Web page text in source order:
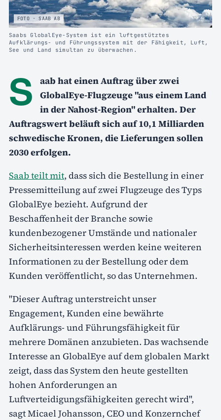
FOTO · SAAB AB
Saabs GlobalEye-System ist ein luftgestütztes
Aufklärungs- und Führungssystem mit der Fähigkeit, Luft,
See und Land simultan zu überwachen.
S
aab hat einen Auftrag über zwei
GlobalEye-Flugzeuge "aus einem Land
in der Nahost-Region" erhalten. Der
Auftragswert beläuft sich auf 10,1 Milliarden
schwedische Kronen, die Lieferungen sollen
2030 erfolgen.
Saab teilt mit, dass sich die Bestellung in einer
Pressemitteilung auf zwei Flugzeuge des Typs
GlobalEye bezieht. Aufgrund der
Beschaffenheit der Branche sowie
kundenbezogener Umstände und nationaler
Sicherheitsinteressen werden keine weiteren
Informationen zu der Bestellung oder dem
Kunden veröffentlicht, so das Unternehmen.
"Dieser Auftrag unterstreicht unser
Engagement, Kunden eine bewährte
Aufklärungs- und Führungsfähigkeit für
mehrere Domänen anzubieten. Das wachsende
Interesse an GlobalEye auf dem globalen Markt
zeigt, dass das System den heute gestellten
hohen Anforderungen an
Luftverteidigungsfähigkeiten gerecht wird",
sagt Micael Johansson, CEO und Konzernchef